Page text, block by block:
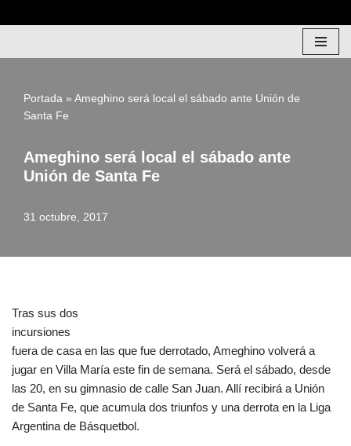
al
Portada » Ameghino será local el sábado ante Unión de
Santa Fe
Ameghino será local el sábado ante
Unión de Santa Fe
31 octubre, 2017
Tras sus dos
incursiones
fuera de casa en las que fue derrotado, Ameghino volverá a
jugar en Villa María este fin de semana. Será el sábado, desde
las 20, en su gimnasio de calle San Juan. Allí recibirá a Unión
de Santa Fe, que acumula dos triunfos y una derrota en la Liga
Argentina de Básquetbol.